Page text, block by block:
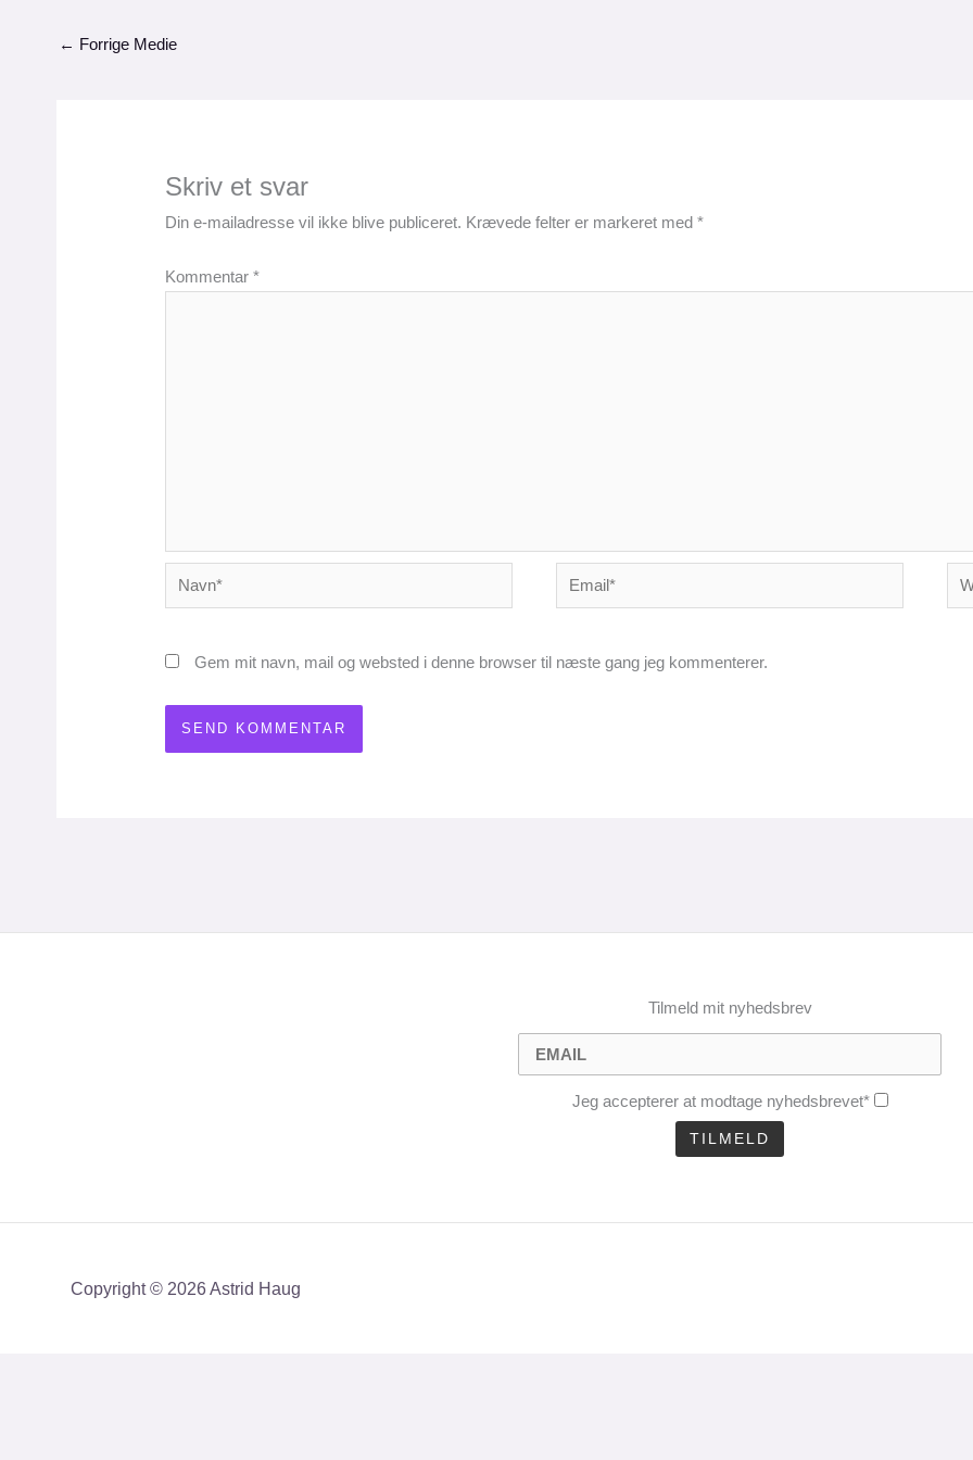
← Forrige Medie
Skriv et svar
Din e-mailadresse vil ikke blive publiceret. Krævede felter er markeret med*
Kommentar*
Navn* Email*
Gem mit navn, mail og websted i denne browser til næste gang jeg kommenterer.
Tilmeld mit nyhedsbrev
Jeg accepterer at modtage nyhedsbrevet*
Copyright © 2026 Astrid Haug